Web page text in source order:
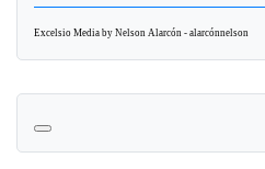
Excelsio Media by Nelson Alarcón - alarcónnelson